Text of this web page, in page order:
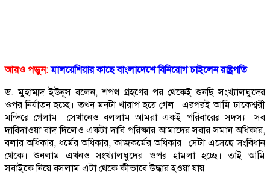
আরও পড়ুন: মালয়েশিয়ার কাছে বাংলাদেশে বিনিয়োগ চাইলেন রাষ্ট্রপতি
ড. মুহাম্মদ ইউনূস বলেন, শপথ গ্রহণের পর থেকেই শুনছি সংখ্যালঘুদের
ওপর নির্যাতন হচ্ছে। তখন মনটা খারাপ হয়ে গেল। এরপরই আমি ঢাকেশ্বরী
মন্দিরে গেলাম। সেখানেও বললাম আমরা একই পরিবারের সদস্য। সব
দাবিদাওয়া বাদ দিলেও একটা দাবি পরিষ্কার আমাদের সবার সমান অধিকার,
বলার অধিকার, ধর্মের অধিকার, কাজকর্মের অধিকার। সেটা এসেছে সংবিধান
থেকে। শুনলাম এখনও সংখ্যালঘুদের ওপর হামলা হচ্ছে। তাই আমি
সবাইকে নিয়ে বসলাম এটা থেকে কীভাবে উদ্ধার হওয়া যায়।